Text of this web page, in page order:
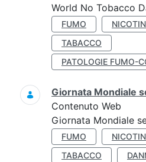
World No Tobacco
FUMO
TABACCO
PATOLOGIE FUMO-
Giornata Mondiale
Contenuto Web
Giornata Mondiale
FUMO
TABACCO